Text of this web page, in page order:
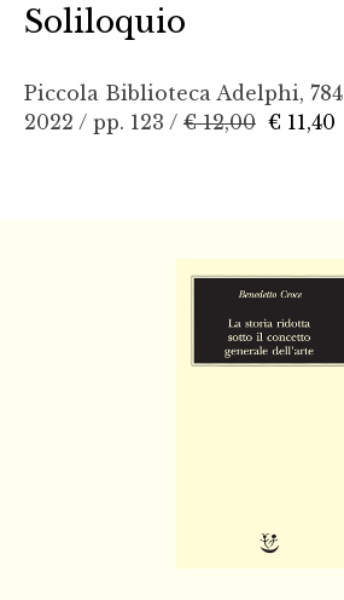
Soliloquio
Piccola Biblioteca Adelphi, 784
2022 / pp. 123 / € 12,00 € 11,40